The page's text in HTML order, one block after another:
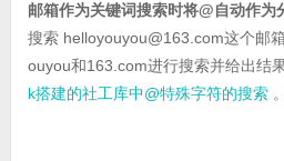
邮箱作为关键词搜索时将@自动作为
搜索 helloyouyou@163.com这个邮
ouyou和163.com进行搜索并给出结
k搭建的社工库中@特殊字符的搜索